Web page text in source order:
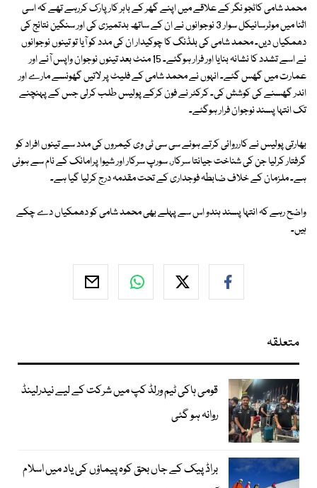
محمد شامی کاٹجو نگر کے علاقے میں اپنے گھر کے باہر کار پارک کررہے تھے کہ اسی
اثنا میں موٹرسائیکل سوار 3 نوجوانوں نے ان کے ساتھ بدتمیزی کی اور سنگین نتائج کی
دھمکیاں دیں۔ محمد شامی کی بلڈنگ کا چوکیدار ان کی مدد کو آیا تو تینوں نوجوانوں
نے اسے تشدد کا نشانہ بنایا اور فرار ہوگئے۔ 15 منٹ بعد تینوں نوجوان واپس آئے اور
عمارت میں گھس گئے۔ انہوں نے محمد شامی کے فلیٹ پر لاتیں گھونسے مارے اور
اندر گھسنے کی کوشش کی۔ کرکٹر نے فون کرکے پولیس طلب کرلی جس کے پہنچنے
تک انتہا پسند نوجوان فرار ہوگئے۔
بھارتی پولیس نے کارروائی کرتے ہوئے سی سی ٹی وی کیمروں کی مدد سے تینوں افراد کو
گرفتار کرلیا جن کی شناخت جیانتا سرکار، سورپ سرکار اور شیوا پرامانک کے نام سے ہوئی
ہے۔ ملزمان کے خلاف ضابطہ فوجداری کے تحت مقدمہ درج کرلیا گیا ہے۔
واضح رہے کہ انتہا پسند ہندو اس سے پہلے بھی محمد شامی کو دھمکیاں دے چکے
ہیں۔
متعلقہ
قومی ہاکی ٹیم ورلڈ کپ میں شرکت کے لیے نیدرلینڈ
روانہ ہو گئی
براڈ پیک کے جاں بحق کوہ پیماؤں کی یاد میں اسلام